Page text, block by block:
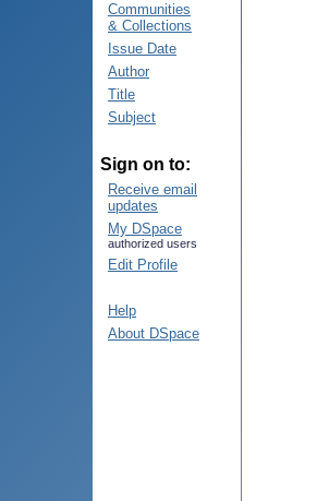
Communities
& Collections
Issue Date
Author
Title
Subject
Sign on to:
Receive email
updates
My DSpace
authorized users
Edit Profile
Help
About DSpace